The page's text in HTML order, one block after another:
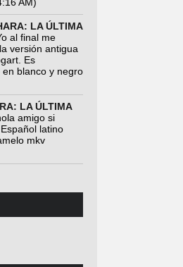
LA ÚLTIMA
al final me
versión antigua
Es
blanco y negro
LA ÚLTIMA
amigo si
latino
mkv